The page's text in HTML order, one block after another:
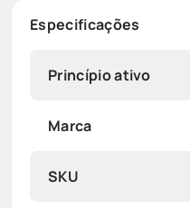
Especificações
Princípio ativo
Marca
SKU